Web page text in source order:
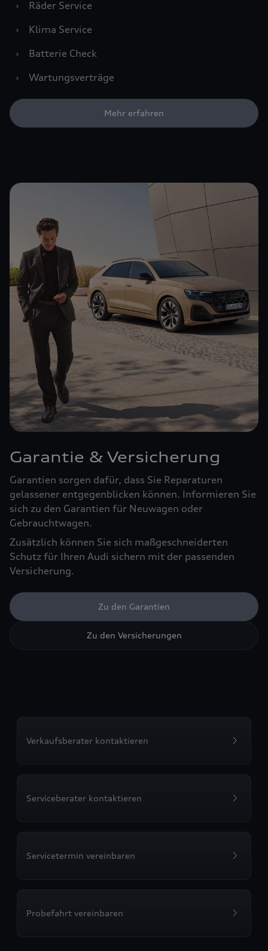
›
Räder Service
›
Klima Service
›
Batterie Check
›
Wartungsverträge
Mehr erfahren
Garantie & Versicherung
Garantien sorgen dafür, dass Sie Reparaturen
gelassener entgegenblicken können. Informieren Sie
sich zu den Garantien für Neuwagen oder
Gebrauchtwagen.
Zusätzlich können Sie sich maßgeschneiderten
Schutz für Ihren Audi sichern mit der passenden
Versicherung.
Zu den Garantien
Zu den Versicherungen
Verkaufsberater kontaktieren
Serviceberater kontaktieren
Servicetermin vereinbaren
Probefahrt vereinbaren